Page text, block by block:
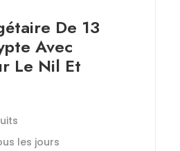
De 13
Avec
Le Nil Et
les jours